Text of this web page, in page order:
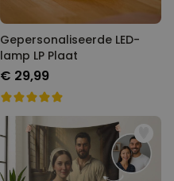
Gepersonaliseerde LED-
lamp LP Plaat
€ 29,99